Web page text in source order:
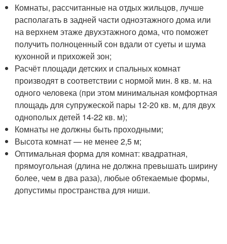
Комнаты, рассчитанные на отдых жильцов, лучше
располагать в задней части одноэтажного дома или
на верхнем этаже двухэтажного дома, что поможет
получить полноценный сон вдали от суеты и шума
кухонной и прихожей зон;
Расчёт площади детских и спальных комнат
производят в соответствии с нормой мин. 8 кв. м. на
одного человека (при этом минимальная комфортная
площадь для супружеской пары 12-20 кв. м, для двух
однополых детей 14-22 кв. м);
Комнаты не должны быть проходными;
Высота комнат — не менее 2,5 м;
Оптимальная форма для комнат: квадратная,
прямоугольная (длина не должна превышать ширину
более, чем в два раза), любые обтекаемые формы,
допустимы пространства для ниши.